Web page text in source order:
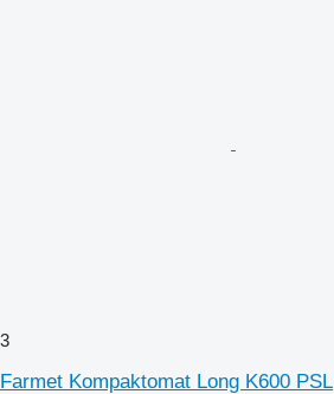
3
Farmet Kompaktomat Long K600 PSL